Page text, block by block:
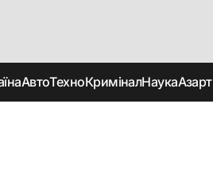
АвтоТехноКриміналНаукаАзарт